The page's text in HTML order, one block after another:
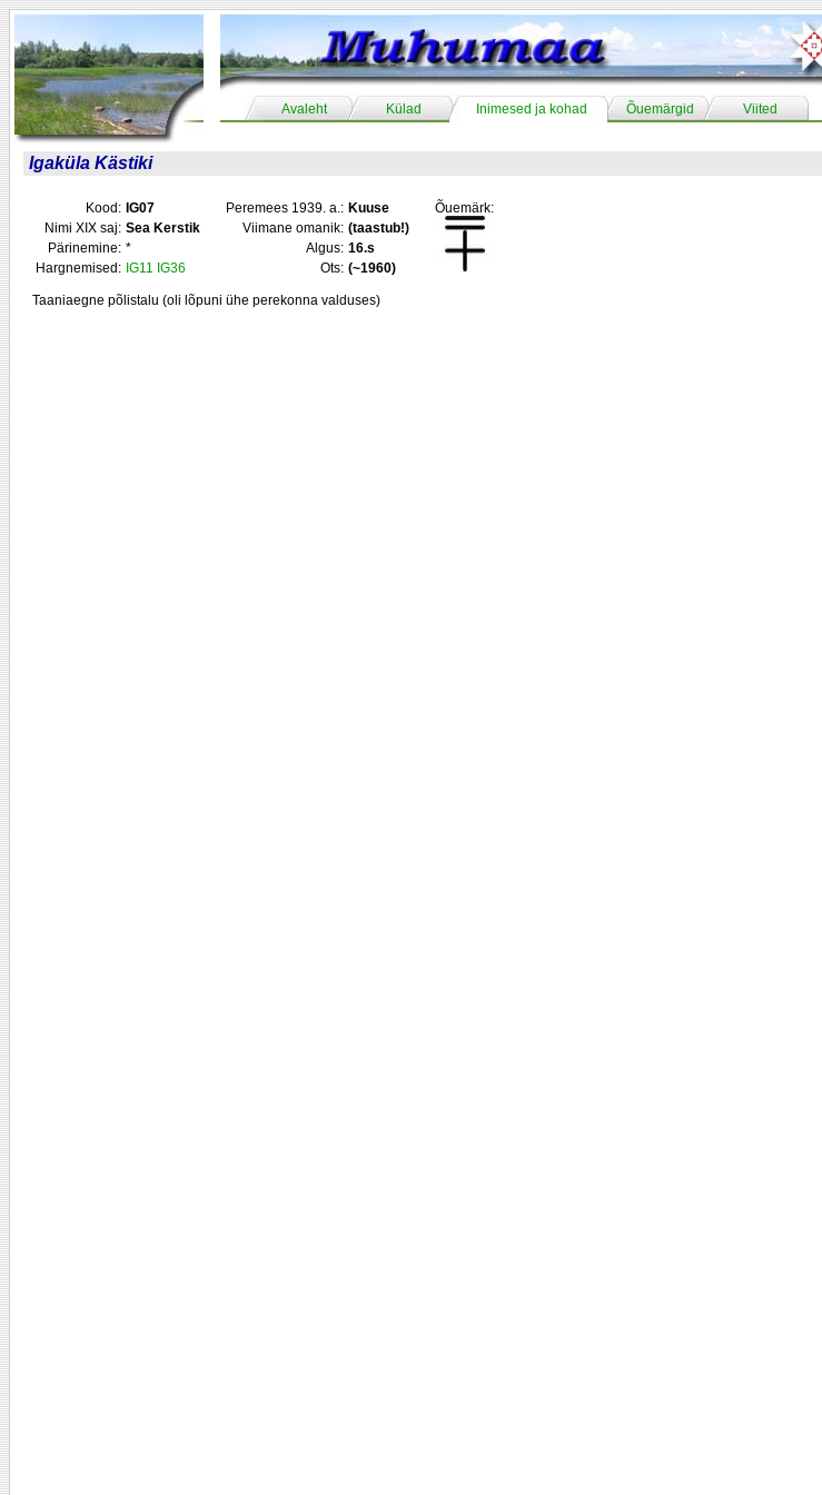
Avaleht Külad Inimesed ja kohad Õuemärgid Viited
Igaküla Kästiki
Kood: IG07 Peremees 1939. a.: Kuuse
Õuemärk:
Nimi XIX saj: Sea Kerstik Viimane omanik: (taastub!)
Pärinemine: * Algus: 16.s
Hargnemised: IG11 IG36 Ots: (~1960)
Taaniaegne põlistalu (oli lõpuni ühe perekonna valduses)